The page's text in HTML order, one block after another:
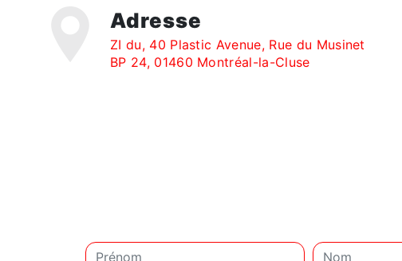
Adresse
ZI du, 40 Plastic Avenue, Rue du Musinet
BP 24, 01460 Montréal-la-Cluse